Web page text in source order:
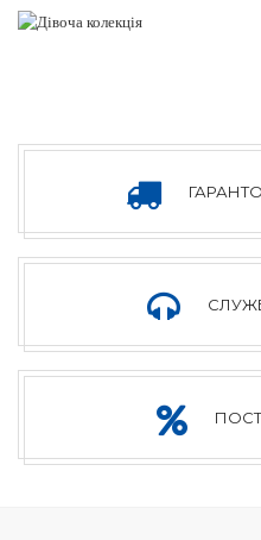
ДІВОЧА